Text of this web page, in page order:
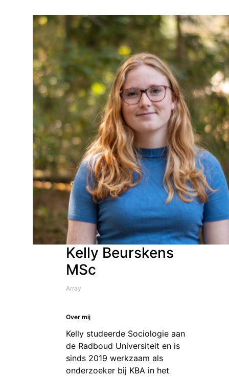
Kelly Beurskens
MSc
Array
Over mij
Kelly studeerde Sociologie aan
de Radboud Universiteit en is
sinds 2019 werkzaam als
onderzoeker bij KBA in het